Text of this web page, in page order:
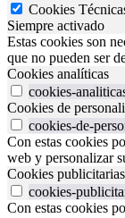
Cookies
Siempre activado
Estas cookies son
que no pueden ser
Cookies analíticas
cookies-
Cookies de
cookies-de-
Con estas cookies
web y personalizar
Cookies publicitarias
cookies-
Con estas cookies